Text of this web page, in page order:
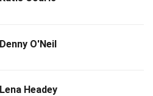
O'Neil
Headey